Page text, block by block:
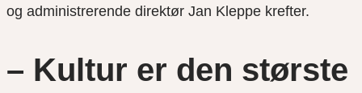
og administrerende direktør Jan Kleppe krefter.
– Kultur er den største